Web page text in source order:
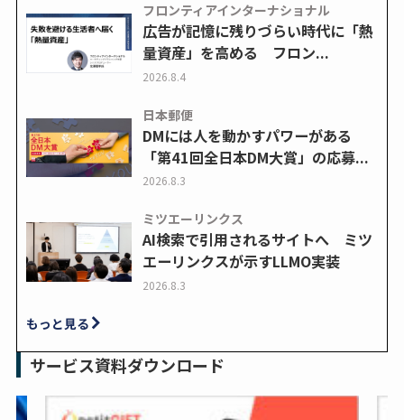
フロンティアインターナショナル
広告が記憶に残りづらい時代に「熱
量資産」を高める フロン...
2026.8.4
日本郵便
DMには人を動かすパワーがある
「第41回全日本DM大賞」の応募...
2026.8.3
ミツエーリンクス
AI検索で引用されるサイトへ ミツ
エーリンクスが示すLLMO実装
2026.8.3
もっと見る
サービス資料ダウンロード